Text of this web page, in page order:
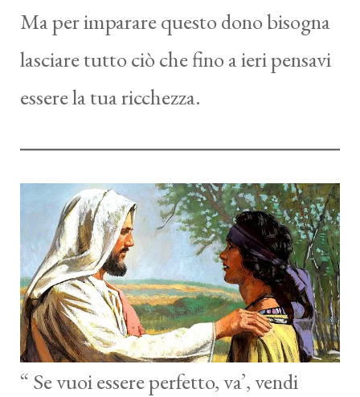
Ma per imparare questo dono bisogna
lasciare tutto ciò che fino a ieri pensavi
essere la tua ricchezza.
“ Se vuoi essere perfetto, va’, vendi